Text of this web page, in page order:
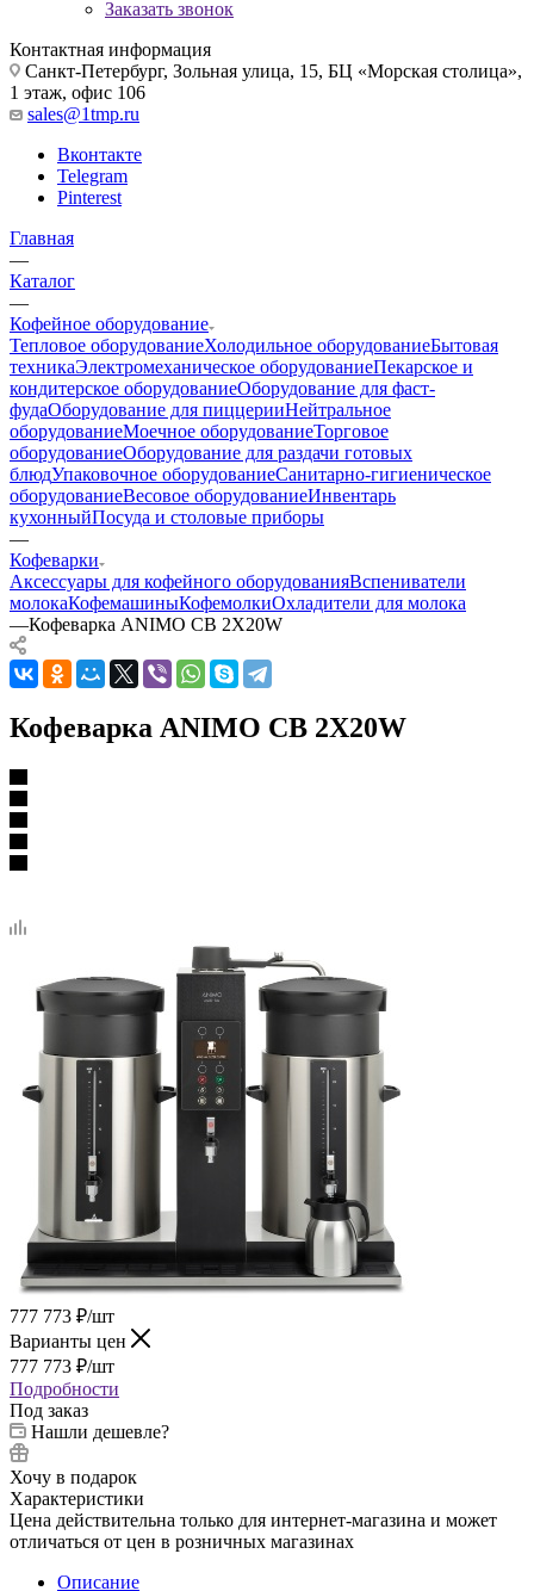
Заказать звонок
Контактная информация
Санкт-Петербург, Зольная улица, 15, БЦ «Морская столица»,
1 этаж, офис 106
sales@1tmp.ru
Вконтакте
Telegram
Pinterest
Главная
—
Каталог
—
Кофейное оборудование
Тепловое оборудованиеХолодильное оборудованиеБытовая
техникаЭлектромеханическое оборудованиеПекарское и
кондитерское оборудованиеОборудование для фаст-
фудаОборудование для пиццерииНейтральное
оборудованиеМоечное оборудованиеТорговое
оборудованиеОборудование для раздачи готовых
блюдУпаковочное оборудованиеСанитарно-гигиеническое
оборудованиеВесовое оборудованиеИнвентарь
кухонныйПосуда и столовые приборы
—
Кофеварки
Аксессуары для кофейного оборудованияВспениватели
молокаКофемашиныКофемолкиОхладители для молока
—Кофеварка ANIMO CB 2X20W
Кофеварка ANIMO CB 2X20W
777 773 ₽/шт
Варианты цен
777 773 ₽/шт
Подробности
Под заказ
Нашли дешевле?
Хочу в подарок
Характеристики
Цена действительна только для интернет-магазина и может
отличаться от цен в розничных магазинах
Описание